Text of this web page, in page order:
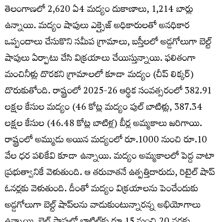
తెలంగాణలో 2,620 ఏ4 మ‌ద్యం దుకాణాలు, 1,214 బార్లు
ఉన్నాయి. మ‌ద్యం షాపులు ఎక్సైజ్ అధికారుల‌తో అన‌ధికార
ఒప్పందాలు చేసుకొని స‌మీప గ్రామాలు, బ‌స్తీల‌లో అడ్డ‌గోలుగా బెల్ట్
షాపులు ఏర్పాటు చేసి విక్ర‌యాలు చేయిస్తున్నాయి. ఫ‌లితంగా
మంచినీళ్లు దొర‌క‌ని గ్రామాల‌లో కూడా మ‌ద్యం (చీప్ లిక్క‌ర్‌)
దొరుకుతోంది. రాష్ట్రంలో 2025-26 ఆర్థిక సంవ‌త్స‌రంలో 382.91
ల‌క్ష‌ల కేసుల మ‌ద్యం (46 కోట్ల మ‌ద్యం పుల్‌ బాటిళ్లు, 387.34
ల‌క్ష‌ల కేసుల (46.48 కోట్ల బాటిళ్ల) బీర్ల‌ అమ్మ‌కాలు జ‌రిగాయి.
రాష్ట్రంలో అమ్ముడు అయిన మ‌ద్యంలో రూ.1000 నుంచి రూ.10
వేల ధ‌ర ప‌లికేవి కూడా ఉన్నాయి. మ‌ద్యం అమ్మ‌కాల‌లో పెద్ద వాటా
ప్ర‌భుత్వానికే వెళుతుంది. ఆ త‌రువాత‌నే ఉత్ప‌త్తిదారుడు, రిటైల్ షాప్
ఓన‌ర్ల‌కు వెళుతుంది. దీంతో మ‌ద్యం విక్ర‌యాల‌ను పెంచేందుకు
అడ్డ‌గోలుగా బెల్ట్ షాప్‌లను వాడుకుంటున్నారన్న అభియోగాలు